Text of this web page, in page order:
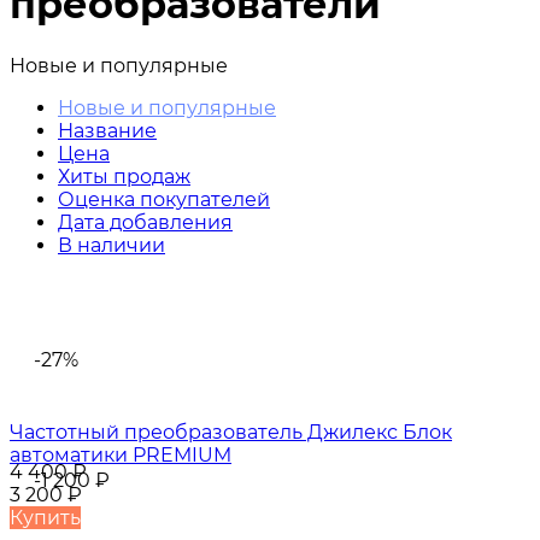
Новые и популярные
Новые и популярные
Название
Цена
Хиты продаж
Оценка покупателей
Дата добавления
В наличии
-27%
-1 200 ₽
Частотный преобразователь Джилекс Блок
автоматики PREMIUM
4 400₽
3 200₽
Купить